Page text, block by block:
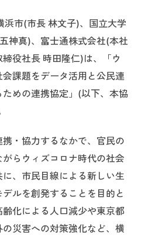
市(市長 林文子)、国立大学
神真)、富士通株式会社(本社
役社長 時田隆仁)は、「ウ
会課題をデータ活用と公民連
めの連携協定」(以下、本協
・協力するなかで、官民の
らウィズコロナ時代の社会
、市民目線による新しい生
ルを創発することを目的と
齢化による人口減少や東京都
災害への対策強化など、横